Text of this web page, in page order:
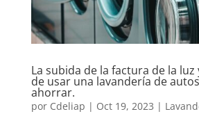
La subida de la factura de la luz
de usar una lavandería de
ahorrar.
por Cdeliap | Oct 19, 2023 |